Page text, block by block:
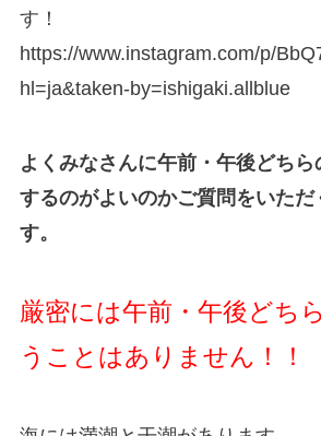
す！
https://www.instagram.com/p/
hl=ja&taken-by=ishigaki.allblue
よくみなさんに午前・午後どち
するのがよいのかご質問をいただ
す。
厳密には午前・午後どち
うことはありません！！